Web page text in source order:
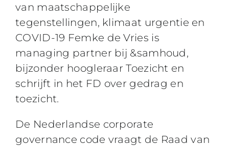
van maatschappelijke
tegenstellingen, klimaat urgentie en
COVID-19 Femke de Vries is
managing partner bij &samhoud,
bijzonder hoogleraar Toezicht en
schrijft in het FD over gedrag en
toezicht.
De Nederlandse corporate
governance code vraagt de Raad van